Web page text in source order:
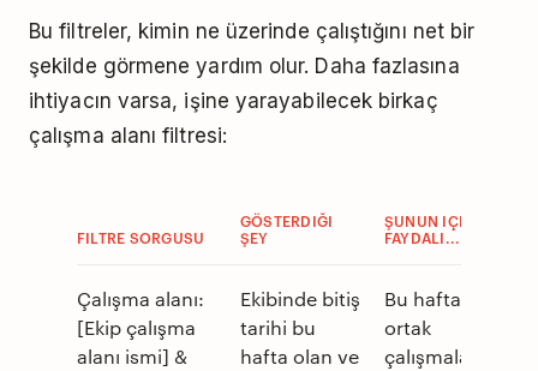
Bu filtreler, kimin ne üzerinde çalıştığını net bir
şekilde görmene yardım olur. Daha fazlasına
ihtiyacın varsa, işine yarayabilecek birkaç
çalışma alanı filtresi:
FILTRE SORGUSU
GÖSTERDIĞI
ŞEY
ŞUNUN IÇIN
FAYDALI...
Çalışma alanı:
[Ekip çalışma
alanı ismi] &
Ekibinde bitiş
tarihi bu
hafta olan ve
Bu hafta için
ortak
çalışmalarını